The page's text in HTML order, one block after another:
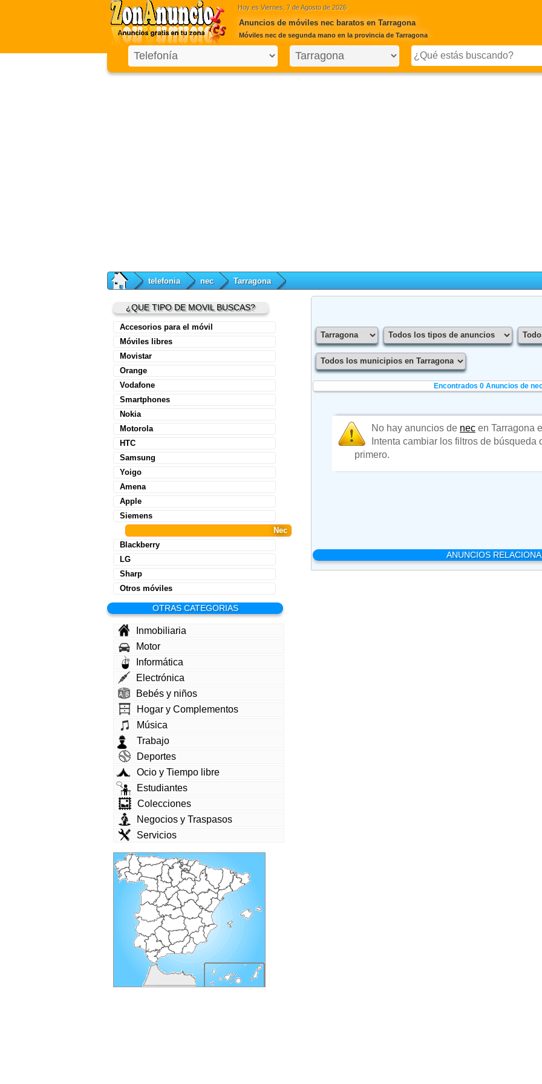
Hoy es Viernes, 7 de Agosto de 2026
Anuncios de móviles nec baratos en Tarragona
Móviles nec de segunda mano en la provincia de Tarragona
telefonia nec Tarragona
¿QUE TIPO DE MOVIL BUSCAS?
Accesorios para el móvil
Móviles libres
Movistar
Orange
Vodafone
Smartphones
Nokia
Motorola
HTC
Samsung
Yoigo
Amena
Apple
Siemens
Nec
Blackberry
LG
Sharp
Otros móviles
OTRAS CATEGORIAS
Inmobiliaria
Motor
Informática
Electrónica
Bebés y niños
Hogar y Complementos
Música
Trabajo
Deportes
Ocio y Tiempo libre
Estudiantes
Colecciones
Negocios y Traspasos
Servicios
Encontrados 0Anuncios de
No hay anuncios de necen Tarragona
Intenta cambiar los filtros de búsqueda
primero.
ANUNCIOS